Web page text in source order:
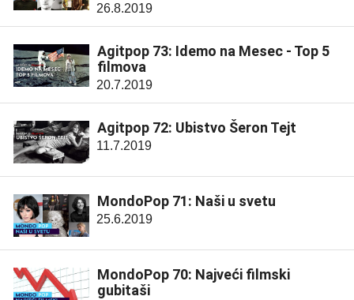
26.8.2019
Agitpop 73: Idemo na Mesec - Top 5
filmova
20.7.2019
Agitpop 72: Ubistvo Šeron Tejt
11.7.2019
MondoPop 71: Naši u svetu
25.6.2019
MondoPop 70: Najveći filmski
gubitaši